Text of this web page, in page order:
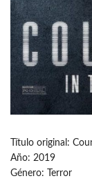
Título original:
Año: 2019
Género: Terror